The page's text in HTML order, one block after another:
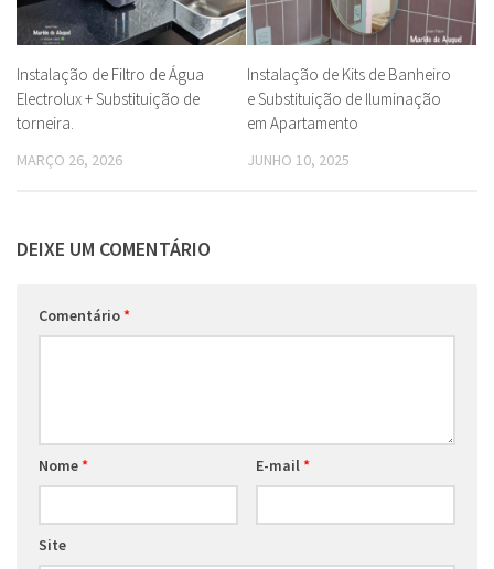
Instalação de Filtro de Água
Electrolux + Substituição de
torneira.
MARÇO 26, 2026
Instalação de Kits de Banheiro
e Substituição de Iluminação
em Apartamento
JUNHO 10, 2025
DEIXE UM COMENTÁRIO
Comentário*
Nome* E-mail *
Site